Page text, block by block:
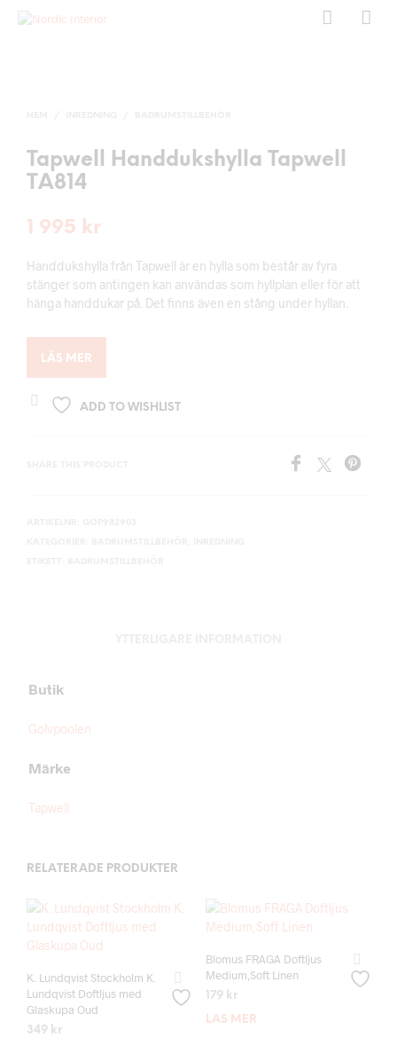
Tapwell Handdukshylla Tapwell
TA814
1 995 kr
Handdukshylla från Tapwell är en hylla som består av fyra
stänger som antingen kan användas som hyllplan eller för att
hänga handdukar på. Det finns även en stång under hyllan.
LÄS MER
ADD TO WISHLIST
Butik
Golvpoolen
Märke
Tapwell
RELATERADE PRODUKTER
K. Lundqvist Stockholm K.
Lundqvist Doftljus med
Glaskupa Oud
349 kr
Blomus FRAGA Doftljus
Medium,Soft Linen
179 kr
LÄS MER